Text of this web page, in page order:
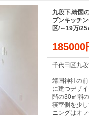
九段下,靖国
プンキッチ
区/～19万/25
千代田区九
靖国神社の
に建つデザ
階の30㎡弱
寝室側を少
ニングはオ